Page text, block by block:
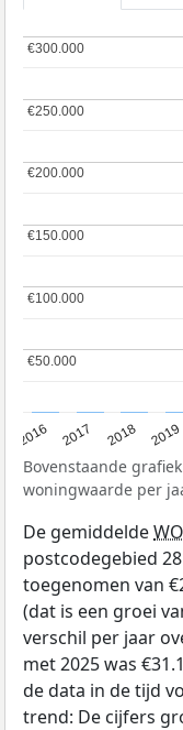
2016 2017 2018 2019
€50.000
€50.000
€100.000
€100.000
€150.000
€150.000
€200.000
€200.000
€250.000
€250.000
€300.000
€300.000
Bovenstaande
woningwaarde per
De gemiddelde
postcodegebied
toegenomen van
(dat is een groei
verschil per jaar
met 2025 was
de data in de tijd
trend: De cijfers